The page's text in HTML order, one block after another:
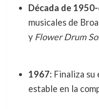
Década de
musicales de
y Flower Drum
1967:Finaliza su
estable en la